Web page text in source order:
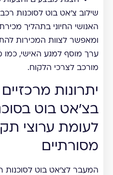
שילוב צ'אט בוט לסוכנות
האנושי החיוני בתהליך
ומאפשר לצוות המכירות
ערך מוסף למגע האישי,
מורכב לצרכי הלקוח.
יתרונות
בצ'אט בוט
לעומת ערוצי
מסורתיים
המעבר לצ'אט בוט לסוכנות